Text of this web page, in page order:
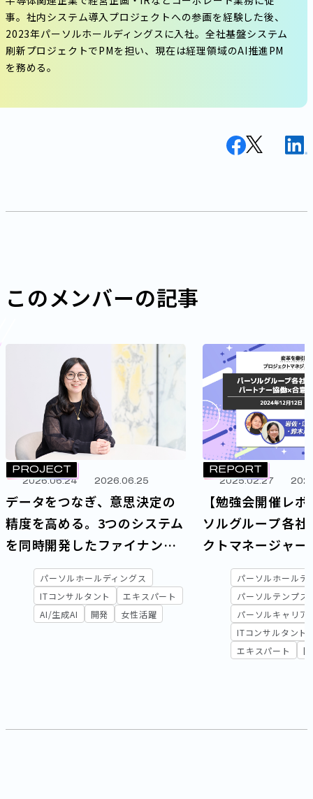
事。社内システム導入プロジェクトへの参画を経験した後、
2023年パーソルホールディングスに入社。全社基盤システム
刷新プロジェクトでPMを担い、現在は経理領域のAI推進PM
を務める。
このメンバーの記事
PROJECT
2026.06.24 2026.06.25
データをつなぎ、意思決定の
精度を高める。3つのシステム
を同時開発したファイナンス
高度化プロジェクト
パーソルホールディングス
ITコンサルタント
エキスパート
AI/生成AI
開発 女性活躍
REPORT
2025.02.27
【勉強会開催レ
ソルグループ各社
クトマネージャー
ロジェクトマネ
意」─変革を牽
ナー協働×合意形
パーソルホールデ
パーソルテンプス
パーソルキャリア
ITコンサルタント
エキスパート